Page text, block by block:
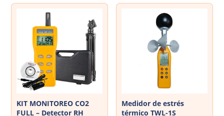
KIT MONITOREO CO2
FULL – Detector RH
Medidor de estrés
térmico TWL-1S